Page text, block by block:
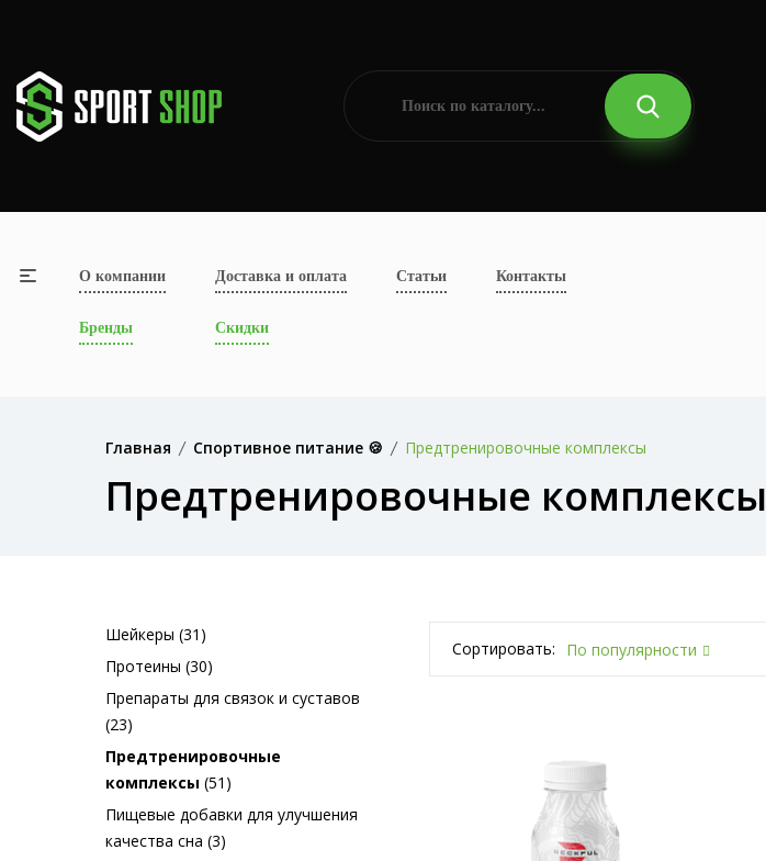
О компании Доставка и оплата Статьи Контакты
Бренды Скидки
Главная Спортивное питание 🍪 Предтренировочные комплексы
Предтренировочные комплексы
Шейкеры (31)
Протеины (30)
Препараты для связок и суставов
(23)
Предтренировочные
комплексы (51)
Пищевые добавки для улучшения
качества сна (3)
Сортировать: По популярности